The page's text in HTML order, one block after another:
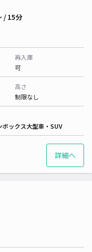
/ 15分
再入庫
可
高さ
制限なし
ボックス大型車・SUV
詳細へ